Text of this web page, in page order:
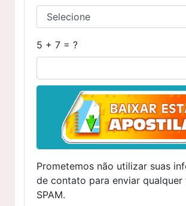
5 + 7 = ?
Prometemos não utilizar suas
de contato para enviar
SPAM.